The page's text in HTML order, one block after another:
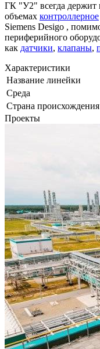
ГК "У2" всегда держит
объемах контроллерное
Siemens Desigo ,
периферийного
как датчики, клапаны,
Характеристики
Название линейки
Среда
Страна происхождения
Проекты